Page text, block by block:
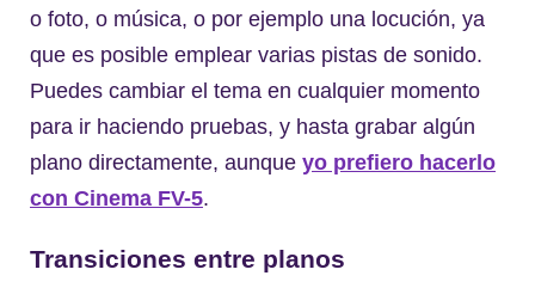
o foto, o música, o por ejemplo una locución, ya
que es posible emplear varias pistas de sonido.
Puedes cambiar el tema en cualquier momento
para ir haciendo pruebas, y hasta grabar algún
plano directamente, aunque yo prefiero hacerlo
con Cinema FV-5.
Transiciones entre planos